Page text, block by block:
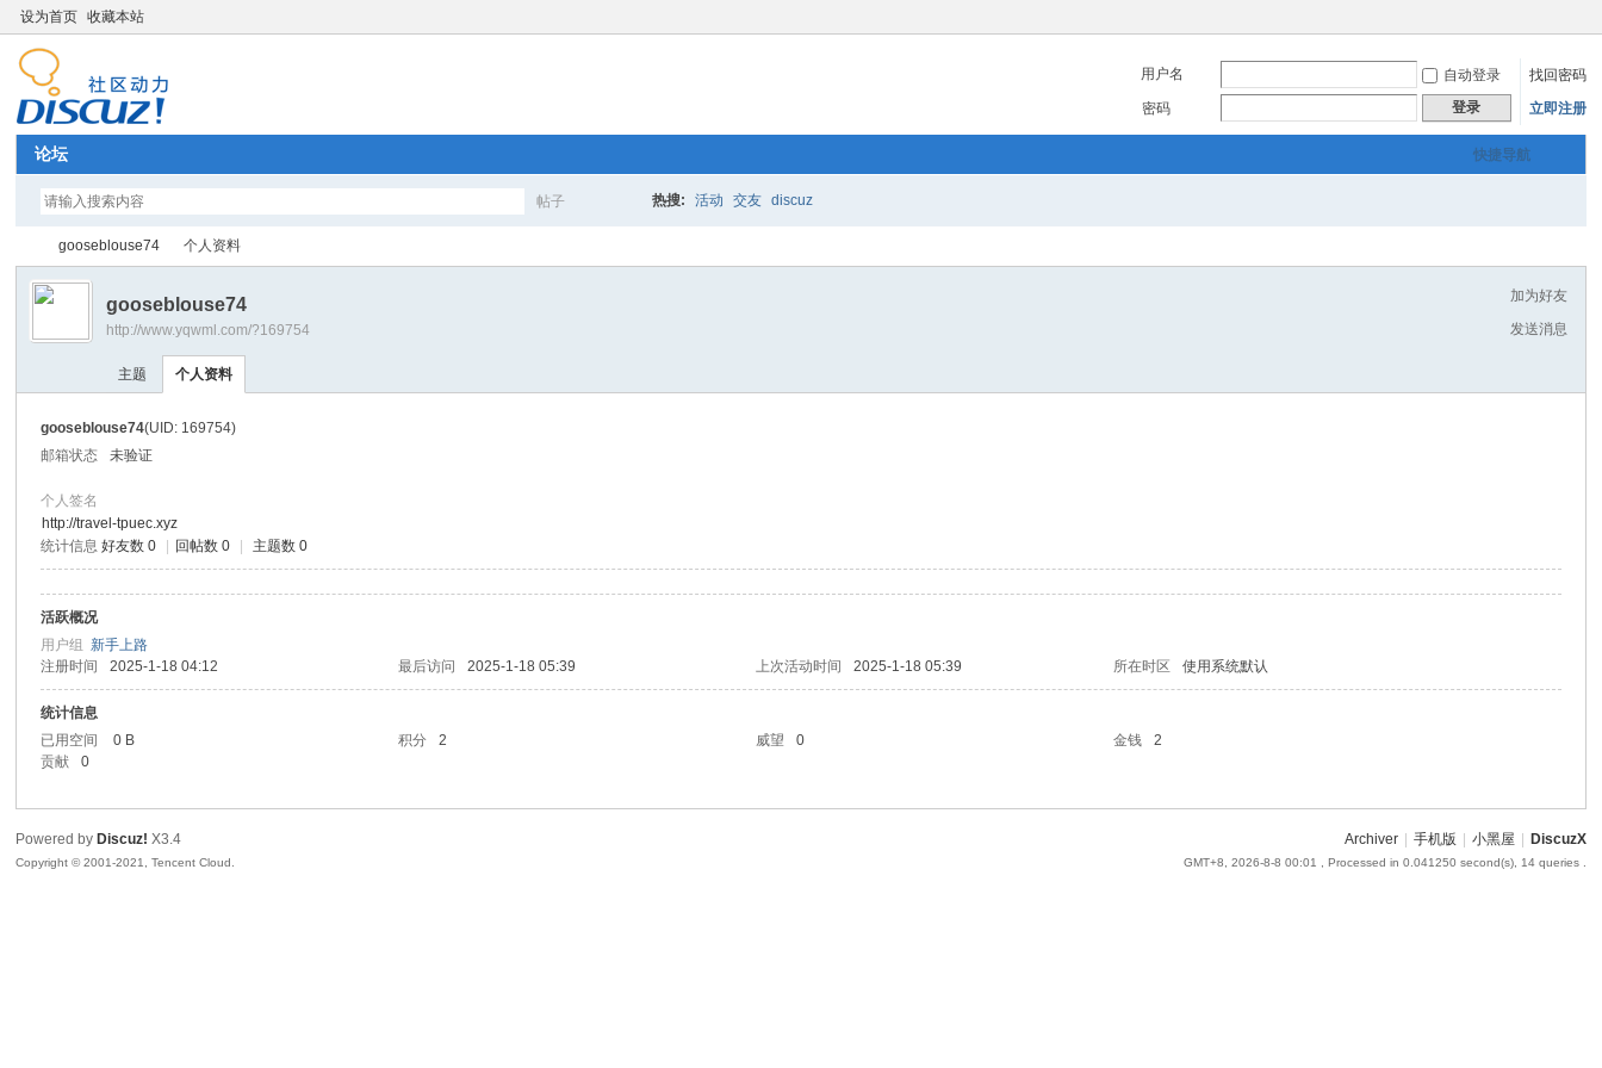
设为首页 收藏本站
用户名 自动登录
找回密码
密码
登录 立即注册
快捷导航
论坛
帖子 热搜: 活动 交友 discuz
›
gooseblouse74 个人资料
加为好友
发送消息
gooseblouse74
http://www.yqwml.com/?169754
主题 个人资料
gooseblouse74(UID: 169754)
邮箱状态
未验证
个人签名
http://travel-tpuec.xyz
统计信息 好友数 0 回帖数 0 主题数 0
活跃概况
用户组新手上路
注册时间
2025-1-18 04:12 最后访问 2025-1-18 05:39 上次活动时间 2025-1-18 05:39 所在时区 使用系统默认
统计信息
已用空间
0 B 积分 2 威望 0 金钱
2
贡献
0
Archiver 手机版 小黑屋 DiscuzX
GMT+8, 2026-8-8 00:01 , Processed in 0.041250 second(s), 14 queries .
Powered by Discuz! X3.4
Copyright © 2001-2021, Tencent Cloud.